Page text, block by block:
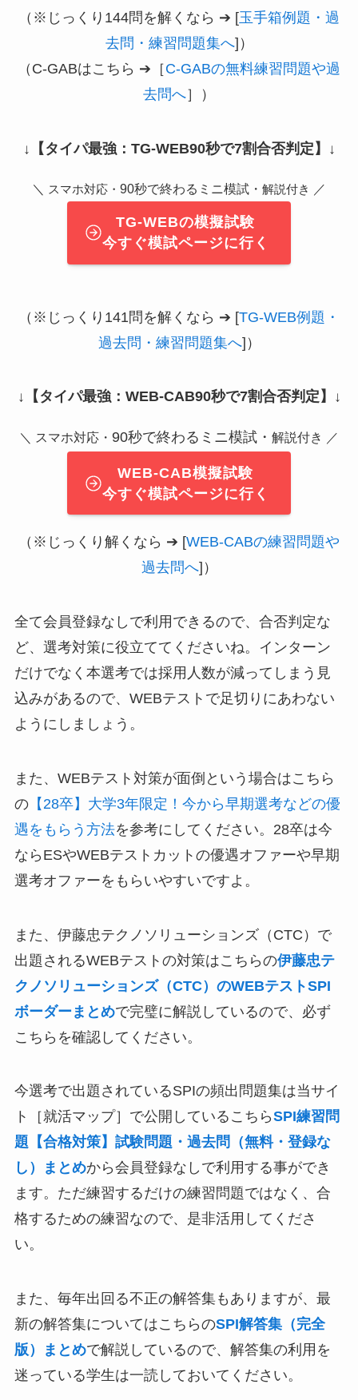
（※じっくり144問を解くなら ➔ [玉手箱例題・過
去問・練習問題集へ]）
（C-GABはこちら ➔［C-GABの無料練習問題や過
去問へ］）
↓ 【タイパ最強：TG-WEB90秒で7割合否判定】 ↓
＼ スマホ対応・ 90秒で終わるミニ模試・ 解説付き ／
TG-WEBの模擬試験
今すぐ模試ページに行く
（※じっくり141問を解くなら ➔ [TG-WEB例題・
過去問・練習問題集へ]）
↓ 【タイパ最強：WEB-CAB90秒で7割合否判定】 ↓
＼ スマホ対応・ 90秒で終わるミニ模試・ 解説付き ／
WEB-CAB模擬試験
今すぐ模試ページに行く
（※じっくり解くなら ➔ [WEB-CABの練習問題や
過去問へ]）
全て会員登録なしで利用できるので、合否判定な
ど、選考対策に役立ててくださいね。インターン
だけでなく本選考では採用人数が減ってしまう見
込みがあるので、WEBテストで足切りにあわない
ようにしましょう。
また、WEBテスト対策が面倒という場合はこちら
の【28卒】大学3年限定！今から早期選考などの優
遇をもらう方法を参考にしてください。28卒は今
ならESやWEBテストカットの優遇オファーや早期
選考オファーをもらいやすいですよ。
また、伊藤忠テクノソリューションズ（CTC）で
出題されるWEBテストの対策はこちらの伊藤忠テ
クノソリューションズ（CTC）のWEBテストSPI
ボーダーまとめで完璧に解説しているので、必ず
こちらを確認してください。
今選考で出題されているSPIの頻出問題集は当サイ
ト［就活マップ］で公開しているこちらSPI練習問
題【合格対策】試験問題・過去問（無料・登録な
し）まとめから会員登録なしで利用する事ができ
ます。ただ練習するだけの練習問題ではなく、合
格するための練習なので、是非活用してくださ
い。
また、毎年出回る不正の解答集もありますが、最
新の解答集についてはこちらのSPI解答集（完全
版）まとめで解説しているので、解答集の利用を
迷っている学生は一読しておいてください。